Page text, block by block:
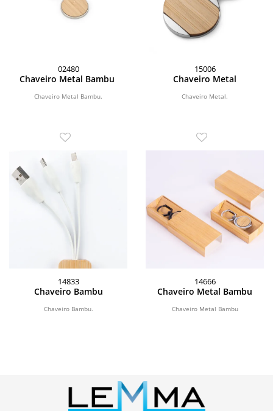
02480
Chaveiro Metal Bambu
Chaveiro Metal Bambu.
15006
Chaveiro Metal
Chaveiro Metal.
14833
Chaveiro Bambu
Chaveiro Bambu.
14666
Chaveiro Metal Bambu
Chaveiro Metal Bambu